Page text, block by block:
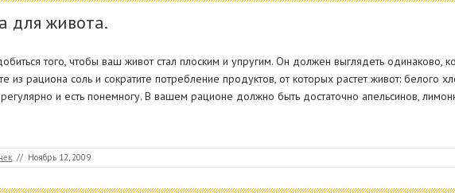
для живота.
того, чтобы ваш живот стал плоским и упругим. Он должен выглядеть одинаково,
из рациона соль и сократите потребление продуктов, от которых растет живот: белого
регулярно и есть понемногу. В вашем рационе должно быть достаточно апельсинов,
// Ноябрь 12, 2009